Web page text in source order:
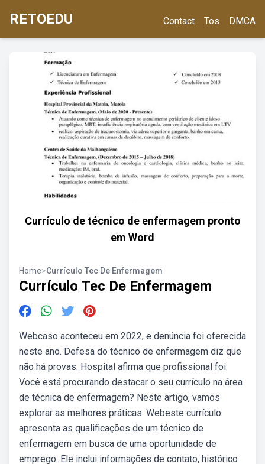
RETOEDU Contact Tos DMCA
Currículo de técnico de enfermagem pronto
em Word
Home>Currículo Tec De Enfermagem
Currículo Tec De Enfermagem
Webcaso aconteceu em 2022, e denúncia foi oferecida
neste ano. Defesa do técnico de enfermagem diz que
não há provas. Hospital afirma que profissional foi.
Você está procurando destacar o seu currículo na área
de técnica de enfermagem? Neste artigo, vamos
explorar as melhores práticas. Webeste currículo
apresenta as qualificações de um técnico de
enfermagem em busca de uma oportunidade de
emprego. Ele inclui informações de contato, histórico